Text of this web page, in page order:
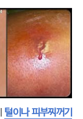
털이나 피부찌꺼기